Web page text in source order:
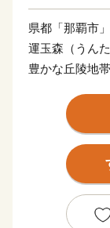
県都「那覇市
運玉森（うん
豊かな丘陵地
このような風
純農村として
宅団地や各種
ト教学院大学
うになりまし